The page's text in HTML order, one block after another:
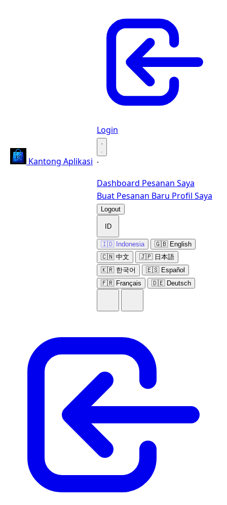
Kantong Aplikasi
Login
·
·
Dashboard Pesanan Saya
Buat Pesanan Baru Profil Saya
Logout
ID
🇮🇩 Indonesia
🇬🇧 English
🇨🇳 中文
🇯🇵 日本語
🇰🇷 한국어
🇪🇸 Español
🇫🇷 Français
🇩🇪 Deutsch